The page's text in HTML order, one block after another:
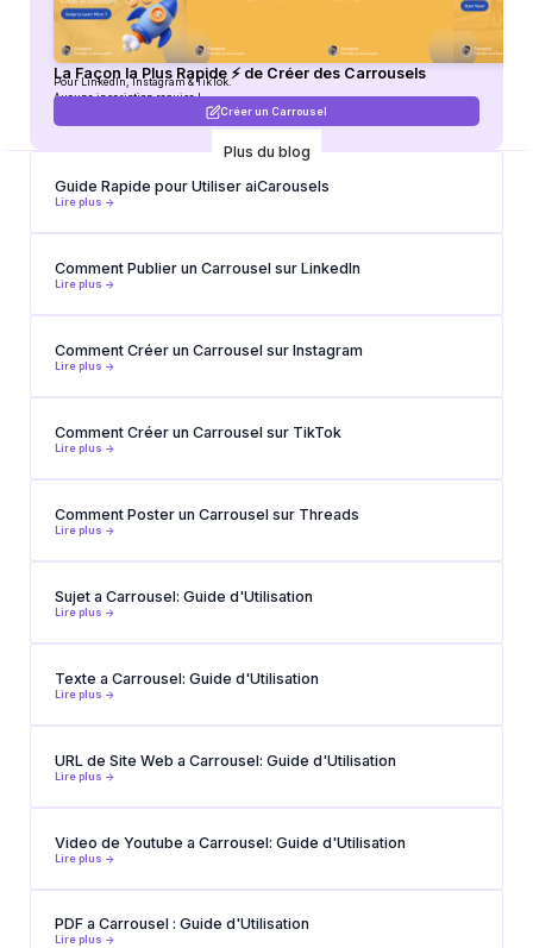
La Façon la Plus Rapide ⚡ de Créer des Carrousels
Pour LinkedIn, Instagram & TikTok.
Aucune inscription requise !
Créer un Carrousel
Plus du blog
Guide Rapide pour Utiliser aiCarousels
Lire plus ->
Comment Publier un Carrousel sur LinkedIn
Lire plus ->
Comment Créer un Carrousel sur Instagram
Lire plus ->
Comment Créer un Carrousel sur TikTok
Lire plus ->
Comment Poster un Carrousel sur Threads
Lire plus ->
Sujet a Carrousel: Guide d'Utilisation
Lire plus ->
Texte a Carrousel: Guide d'Utilisation
Lire plus ->
URL de Site Web a Carrousel: Guide d'Utilisation
Lire plus ->
Video de Youtube a Carrousel: Guide d'Utilisation
Lire plus ->
PDF a Carrousel : Guide d'Utilisation
Lire plus ->